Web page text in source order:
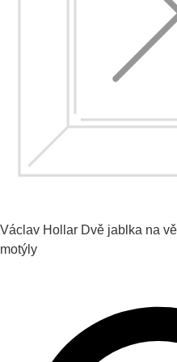
Václav Hollar Dvě jablka na
motýly